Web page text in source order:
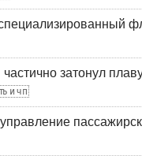
затонул
и чп